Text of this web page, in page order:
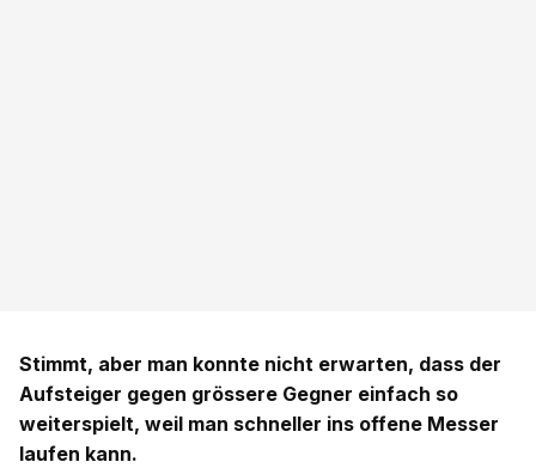
Stimmt, aber man konnte nicht erwarten, dass der
Aufsteiger gegen grössere Gegner einfach so
weiterspielt, weil man schneller ins offene Messer
laufen kann.